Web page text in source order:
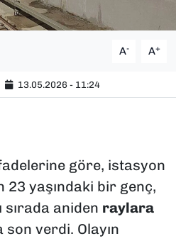
A- A+
13.05.2026 - 11:24
göre, istasyon
23 yaşındaki bir genç,
sırada aniden raylara
son verdi. Olayın